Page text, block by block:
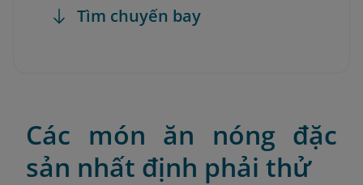
Tìm chuyến bay
Các món ăn nóng đặc
sản nhất định phải thử